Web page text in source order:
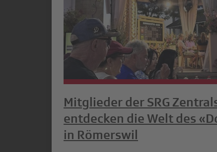
Mitglieder der SRG
entdecken die Welt des
in Römerswil